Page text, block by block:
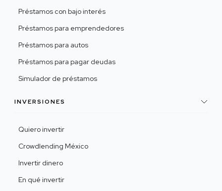
Préstamos con bajo interés
Préstamos para emprendedores
Préstamos para autos
Préstamos para pagar deudas
Simulador de préstamos
INVERSIONES
Quiero invertir
Crowdlending México
Invertir dinero
En qué invertir